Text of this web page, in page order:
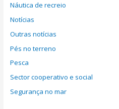
Náutica de recreio
Notícias
Outras notícias
Pés no terreno
Pesca
Sector cooperativo e social
Segurança no mar